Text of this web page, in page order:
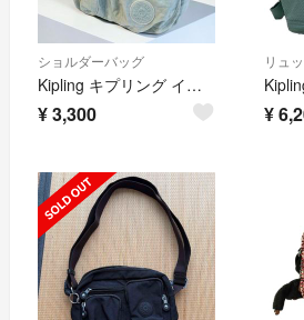
ショルダーバッグ
Kipling キプリング イゼラー ショルダーバッグ 斜め掛け 軽量
¥3,300
リュ
¥